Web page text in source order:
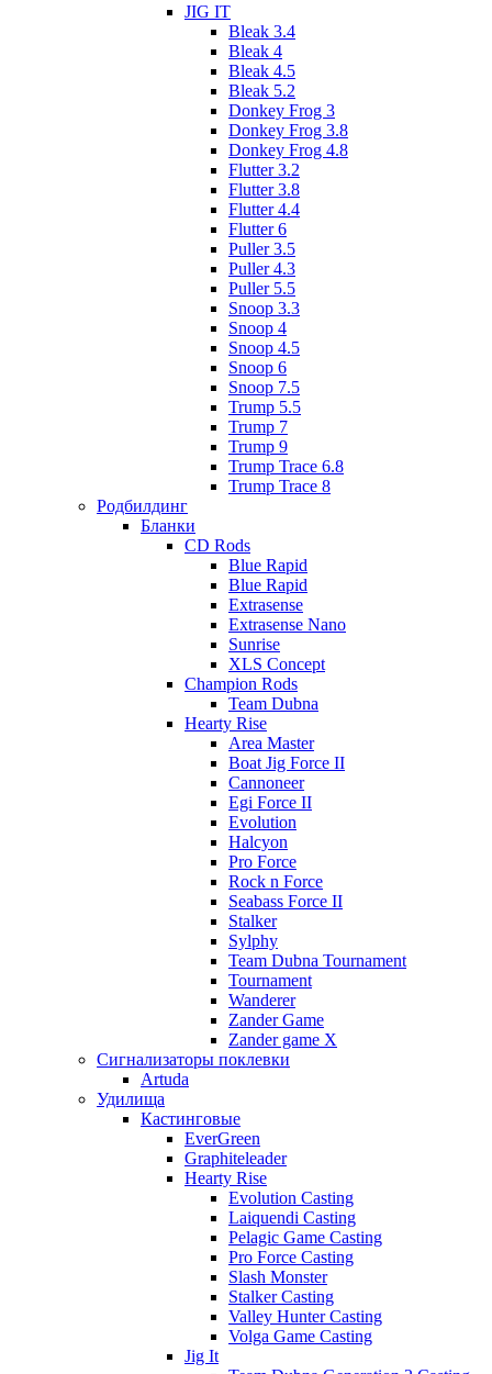
JIG IT
Bleak 3.4
Bleak 4
Bleak 4.5
Bleak 5.2
Donkey Frog 3
Donkey Frog 3.8
Donkey Frog 4.8
Flutter 3.2
Flutter 3.8
Flutter 4.4
Flutter 6
Puller 3.5
Puller 4.3
Puller 5.5
Snoop 3.3
Snoop 4
Snoop 4.5
Snoop 6
Snoop 7.5
Trump 5.5
Trump 7
Trump 9
Trump Trace 6.8
Trump Trace 8
Родбилдинг
Бланки
CD Rods
Blue Rapid
Blue Rapid
Extrasense
Extrasense Nano
Sunrise
XLS Concept
Champion Rods
Team Dubna
Hearty Rise
Area Master
Boat Jig Force II
Cannoneer
Egi Force II
Evolution
Halcyon
Pro Force
Rock n Force
Seabass Force II
Stalker
Sylphy
Team Dubna Tournament
Tournament
Wanderer
Zander Game
Zander game X
Сигнализаторы поклевки
Artuda
Удилища
Кастинговые
EverGreen
Graphiteleader
Hearty Rise
Evolution Casting
Laiquendi Casting
Pelagic Game Casting
Pro Force Casting
Slash Monster
Stalker Casting
Valley Hunter Casting
Volga Game Casting
Jig It